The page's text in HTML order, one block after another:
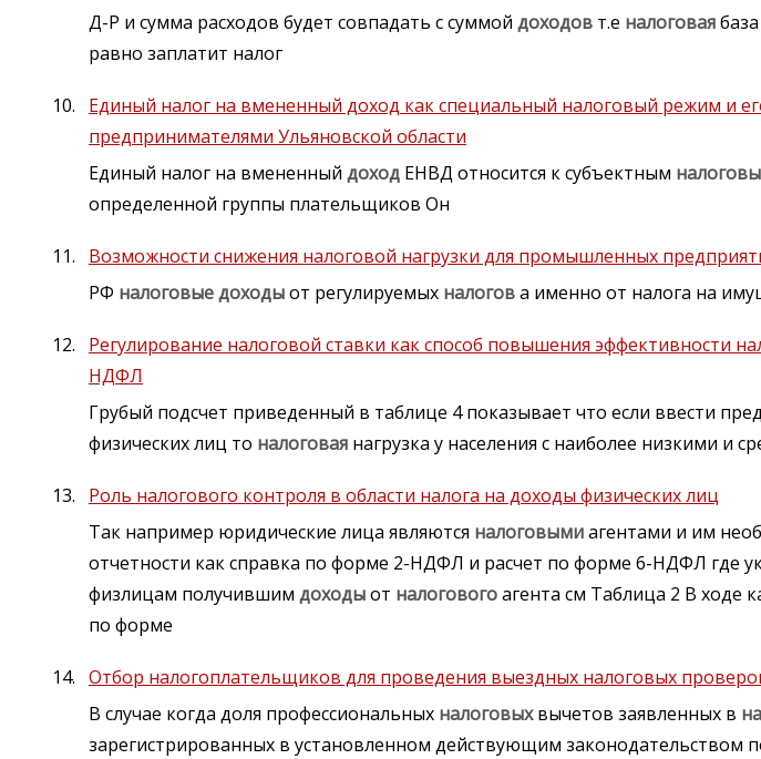
Д-Р и сумма расходов будет совпадать с суммой доходов т.е налоговаябаза
равно заплатит налог
Единый налог на вмененный доход как специальный налоговый режим и
предпринимателями Ульяновской области
Единый налог на вмененный доход ЕНВД относится к субъектным
определенной группы плательщиков Он
Возможности снижения налоговой нагрузки для промышленных
РФ налоговыедоходыот регулируемых налогова именно от налога на
Регулирование налоговой ставки как способ повышения эффективности
НДФЛ
Грубый подсчет приведенный в таблице 4 показывает что если ввести
физических лиц то налоговая нагрузка у населения с наиболее низкими и
Роль налогового контроля в области налога на доходы физических лиц
Так например юридические лица являются налоговымиагентами и им
отчетности как справка по форме 2-НДФЛ и расчет по форме 6-НДФЛ где
физлицам получившим доходыот налоговогоагента см Таблица 2 В ходе
по форме
Отбор налогоплательщиков для проведения выездных налоговых
В случае когда доля профессиональных налоговыхвычетов заявленных в
зарегистрированных в установленном действующим законодательством